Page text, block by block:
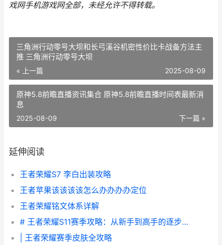
戏网手机游戏网全部，未经允许不得转载。
三角洲行动零号大坝和长弓溪谷机密性价比卡战备方法主
推 三角洲行动零号大坝
« 上一篇 2025-08-09
原神5.8前瞻直播资讯集合 原神5.8前瞻直播时间表最新消
息
下一篇 »
2025-08-09
延伸阅读
王者荣耀S7 李白出装攻略
王者苹果该该该该怎么办办办办定位
王者荣耀铭文体系详解
# 王者荣耀S11赛季攻略：从新手到高手的逐步指南
| 王者荣耀赛季皮肤全攻略